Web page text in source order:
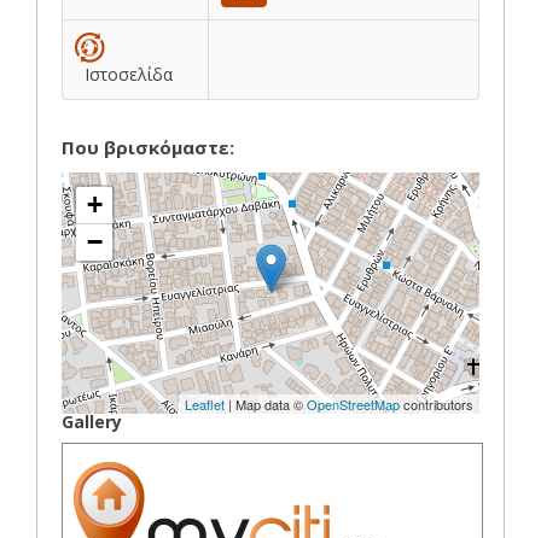
Ιστοσελίδα
Που βρισκόμαστε:
+
−
Leaflet | Map data ©OpenStreetMapcontributors
Gallery